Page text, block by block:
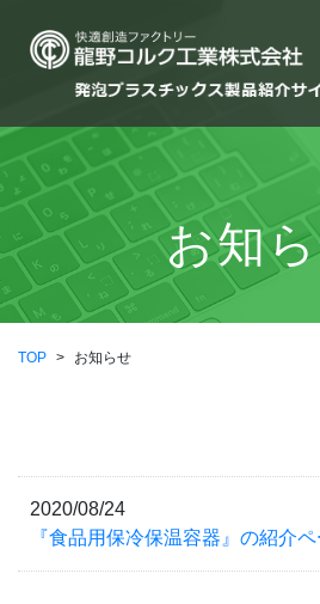
お知
TOP > お知らせ
2020/08/24
『食品用保冷保温容器』の紹介